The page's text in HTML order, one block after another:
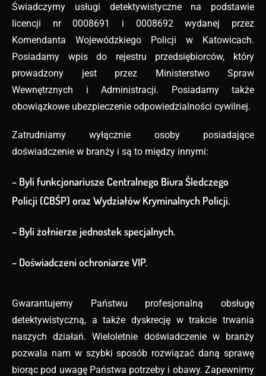
Świadczymy usługi detektywistyczne na podstawie
licencji nr 0008691 i 0008692 wydanej przez
Komendanta Wojewódzkiego Policji w Katowicach.
Posiadamy wpis do rejestru przedsiębiorców, który
prowadzony jest przez Ministerstwo Spraw
Wewnętrznych i Administracji. Posiadamy także
obowiązkowe ubezpieczenie odpowiedzialności cywilnej.
Zatrudniamy wyłącznie osoby posiadające
doświadczenie w branży i są to między innymi:
– Byli funkcjonariusze Centralnego Biura Śledczego
Policji (CBŚP) oraz Wydziałów Kryminalnych Policji.
– Byli żołnierze jednostek specjalnych.
– Doświadczeni ochroniarze VIP.
Gwarantujemy Państwu profesjonalną obsługę
detektywistyczną, a także dyskrecję w trakcie trwania
naszych działań. Wieloletnie doświadczenie w branży
pozwala nam w szybki sposób rozwiązać daną sprawę
biorąc pod uwagę Państwa potrzeby i obawy. Zapewnimy